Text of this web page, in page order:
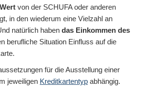
von der SCHUFA oder anderen
in den wiederum eine Vielzahl an
natürlich haben das Einkommen des
berufliche Situation Einfluss auf die
für die Ausstellung einer
jeweiligen Kreditkartentyp abhängig.